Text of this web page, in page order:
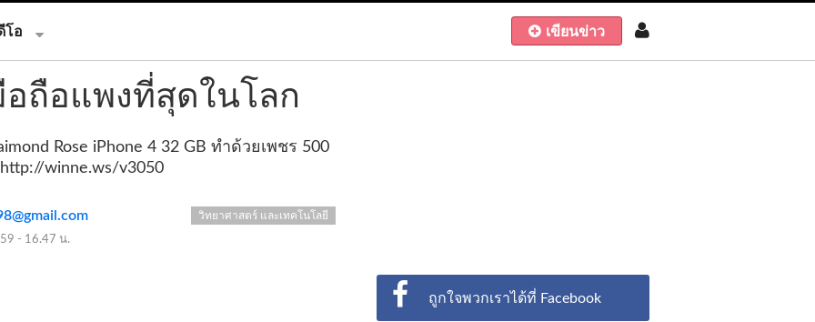
โอ เขียนข่าว
ถือแพงที่สุดในโลก
Rose iPhone 4 32 GB ทำด้วยเพชร 500
http://winne.ws/v3050
- 16.47 น.
วิทยาศาสตร์ และเทคโนโลยี
ถูกใจพวกเราได้ที่ Facebook